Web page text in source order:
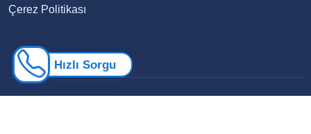
Çerez Politikası
Hızlı Sorgu